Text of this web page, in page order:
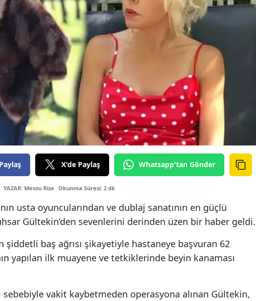
X'de Paylaş Whatsapp'tan Gönder
YAZAR: Mevzu Rize Okunma Süresi: 2 dk
usta oyuncularından ve dublaj sanatının en güçlü
Gültekin’den sevenlerini derinden üzen bir haber geldi.
baş ağrısı şikayetiyle hastaneye başvuran 62
yapılan ilk muayene ve tetkiklerinde beyin kanaması
vakit kaybetmeden operasyona alınan Gültekin,